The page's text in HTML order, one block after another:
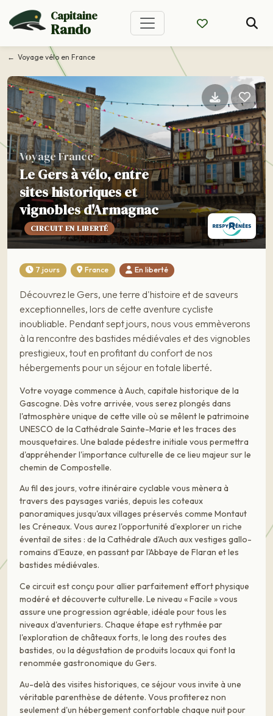
Capitaine
Rando
Voyage vélo en France
Voyage France
Le Gers à vélo, entre
sites historiques et
vignobles d'Armagnac
CIRCUIT EN LIBERTÉ
7 jours France En liberté
Découvrez le Gers, une terre d'histoire et de saveurs
exceptionnelles, lors de cette aventure cycliste
inoubliable. Pendant sept jours, nous vous emmèverons
à la rencontre des bastides médiévales et des vignobles
prestigieux, tout en profitant du confort de nos
hébergements pour un séjour en totale liberté.
Votre voyage commence à Auch, capitale historique de la
Gascogne. Dès votre arrivée, vous serez plongés dans
l'atmosphère unique de cette ville où se mêlent le patrimoine
UNESCO de la Cathédrale Sainte-Marie et les traces des
mousquetaires. Une balade pédestre initiale vous permettra
d'appréhender l'importance culturelle de ce lieu majeur sur le
chemin de Compostelle.
Au fil des jours, votre itinéraire cyclable vous mènera à
travers des paysages variés, depuis les coteaux
panoramiques jusqu'aux villages préservés comme Montaut
les Créneaux. Vous aurez l'opportunité d'explorer un riche
éventail de sites : de la Cathédrale d'Auch aux vestiges gallo-
romains d'Eauze, en passant par l'Abbaye de Flaran et les
bastides médiévales.
Ce circuit est conçu pour allier parfaitement effort physique
modéré et découverte culturelle. Le niveau « Facile » vous
assure une progression agréable, idéale pour tous les
niveaux d'aventuriers. Chaque étape est rythmée par
l'exploration de châteaux forts, le long des routes des
bastides, ou la dégustation de produits locaux qui font la
renommée gastronomique du Gers.
Au-delà des visites historiques, ce séjour vous invite à une
véritable parenthèse de détente. Vous profiterez non
seulement d'un hébergement confortable chaque nuit pour